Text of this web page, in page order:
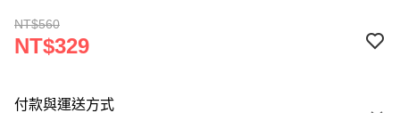
NT$560
NT$329
付款與運送方式